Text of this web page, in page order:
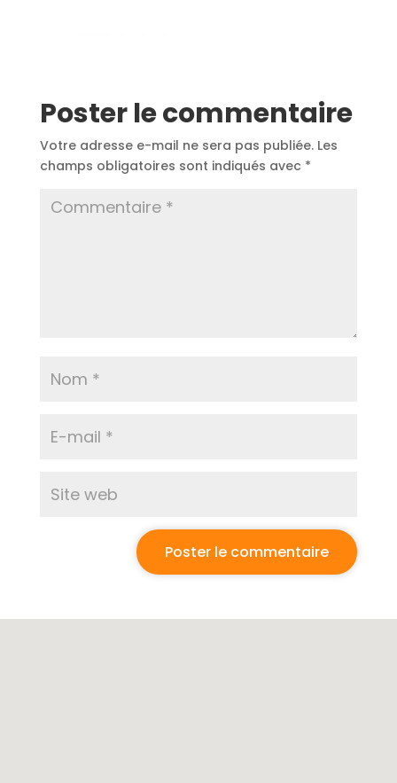
Poster le commentaire
Votre adresse e-mail ne sera pas publiée. Les
champs obligatoires sont indiqués avec *